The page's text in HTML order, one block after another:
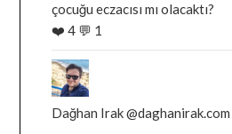
goruntule
çocuğu eczacısı mı olacaktı?
❤️ 4 💬 1
Bluesky'da
Dağhan
Irak
Dağhan Irak@daghanirak.com